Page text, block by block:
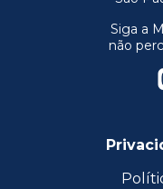
Siga a
não